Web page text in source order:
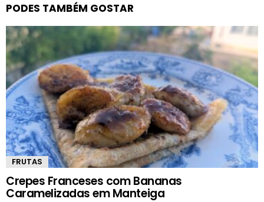
PODES TAMBÉM GOSTAR
FRUTAS
Crepes Franceses com Bananas
Caramelizadas em Manteiga